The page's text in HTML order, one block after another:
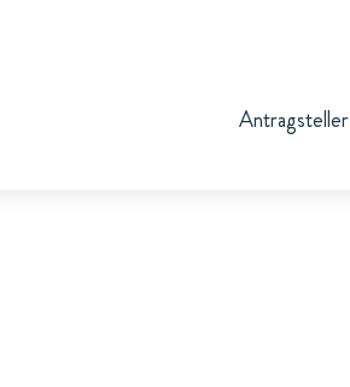
Antragsteller